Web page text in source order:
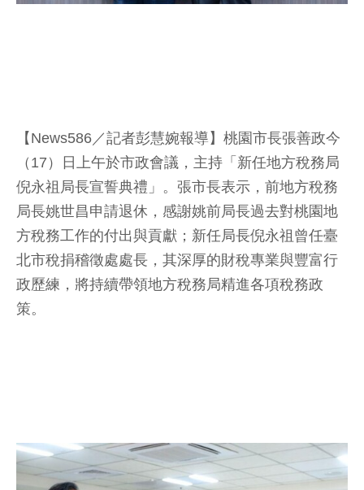
【News586／記者彭慧婉報導】桃園市長張善政今
（17）日上午於市政會議，主持「新任地方稅務局
倪永祖局長宣誓典禮」。張市長表示，前地方稅務
局長姚世昌申請退休，感謝姚前局長過去對桃園地
方稅務工作的付出與貢獻；新任局長倪永祖曾任臺
北市稅捐稽徵處處長，其深厚的財稅專業與豐富行
政歷練，將持續帶領地方稅務局精進各項稅務政
策。